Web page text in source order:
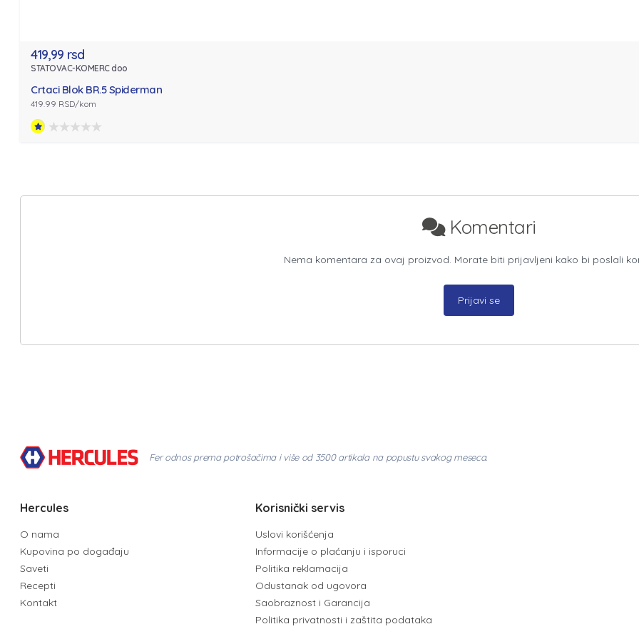
419,99 rsd
STATOVAC-KOMERC doo
Crtaci Blok BR.5 Spiderman
419.99 RSD/kom
Komentari
Nema komentara za ovaj proizvod. Morate biti prijavljeni kako bi poslali
Prijavi se
Fer odnos prema potrošačima i više od 3500 artikala na popustu svakog meseca.
Hercules
O nama
Kupovina po događaju
Saveti
Recepti
Kontakt
Korisnički servis
Uslovi korišćenja
Informacije o plaćanju i isporuci
Politika reklamacija
Odustanak od ugovora
Saobraznost i Garancija
Politika privatnosti i zaštita podataka